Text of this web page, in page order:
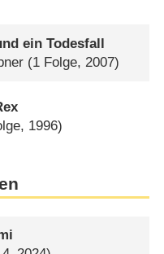
ein Todesfall
(1 Folge, 2007)
1996)